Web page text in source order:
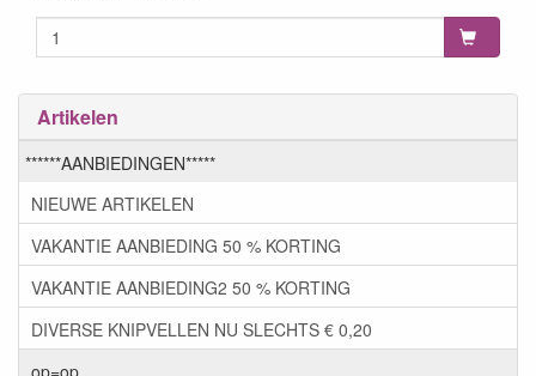
Artikelen
******AANBIEDINGEN*****
NIEUWE ARTIKELEN
VAKANTIE AANBIEDING 50 % KORTING
VAKANTIE AANBIEDING2 50 % KORTING
DIVERSE KNIPVELLEN NU SLECHTS € 0,20
op=op